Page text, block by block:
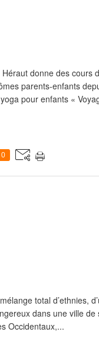
donne des cours
parents-enfants
pour enfants «
0
total d’ethnies,
dans une ville
Occidentaux,...